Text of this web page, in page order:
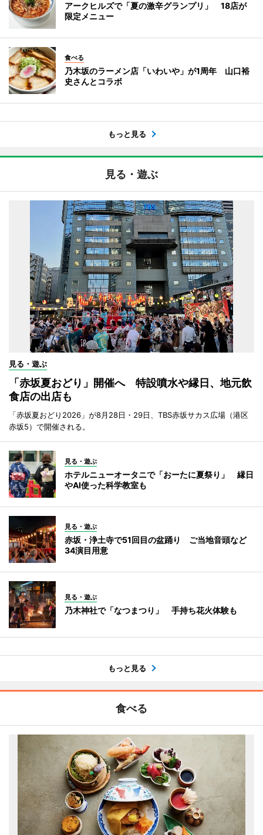
アークヒルズで「夏の激辛グランプリ」 18店が
限定メニュー
食べる
乃木坂のラーメン店「いわいや」が1周年 山口裕
史さんとコラボ
もっと見る
見る・遊ぶ
見る・遊ぶ
「赤坂夏おどり」開催へ 特設噴水や縁日、地元飲
食店の出店も
「赤坂夏おどり2026」が8月28日・29日、TBS赤坂サカス広場（港区
赤坂5）で開催される。
見る・遊ぶ
ホテルニューオータニで「おーたに夏祭り」 縁日
やAI使った科学教室も
見る・遊ぶ
赤坂・浄土寺で51回目の盆踊り ご当地音頭など
34演目用意
見る・遊ぶ
乃木神社で「なつまつり」 手持ち花火体験も
もっと見る
食べる